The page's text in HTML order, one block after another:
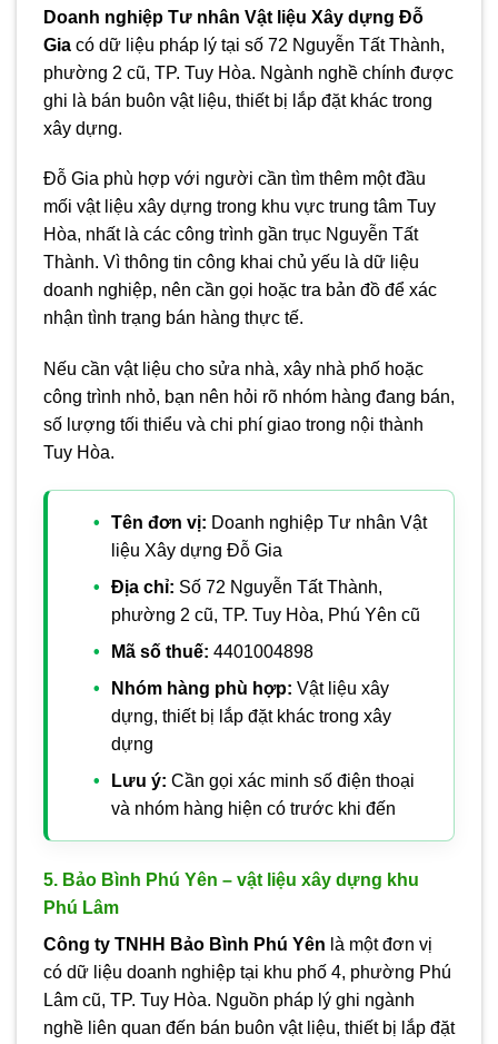
Doanh nghiệp Tư nhân Vật liệu Xây dựng Đỗ
Gia có dữ liệu pháp lý tại số 72 Nguyễn Tất Thành,
phường 2 cũ, TP. Tuy Hòa. Ngành nghề chính được
ghi là bán buôn vật liệu, thiết bị lắp đặt khác trong
xây dựng.
Đỗ Gia phù hợp với người cần tìm thêm một đầu
mối vật liệu xây dựng trong khu vực trung tâm Tuy
Hòa, nhất là các công trình gần trục Nguyễn Tất
Thành. Vì thông tin công khai chủ yếu là dữ liệu
doanh nghiệp, nên cần gọi hoặc tra bản đồ để xác
nhận tình trạng bán hàng thực tế.
Nếu cần vật liệu cho sửa nhà, xây nhà phố hoặc
công trình nhỏ, bạn nên hỏi rõ nhóm hàng đang bán,
số lượng tối thiểu và chi phí giao trong nội thành
Tuy Hòa.
Tên đơn vị: Doanh nghiệp Tư nhân Vật
liệu Xây dựng Đỗ Gia
Địa chỉ: Số 72 Nguyễn Tất Thành,
phường 2 cũ, TP. Tuy Hòa, Phú Yên cũ
Mã số thuế: 4401004898
Nhóm hàng phù hợp: Vật liệu xây
dựng, thiết bị lắp đặt khác trong xây
dựng
Lưu ý: Cần gọi xác minh số điện thoại
và nhóm hàng hiện có trước khi đến
5. Bảo Bình Phú Yên – vật liệu xây dựng khu
Phú Lâm
Công ty TNHH Bảo Bình Phú Yên là một đơn vị
có dữ liệu doanh nghiệp tại khu phố 4, phường Phú
Lâm cũ, TP. Tuy Hòa. Nguồn pháp lý ghi ngành
nghề liên quan đến bán buôn vật liệu, thiết bị lắp đặt